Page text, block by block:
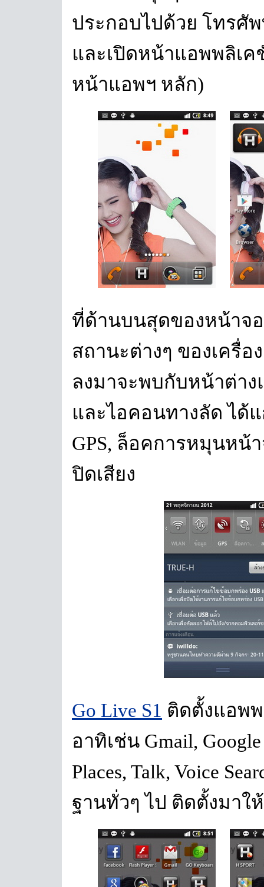
ประกอบไปด้วย โทรศัพ
และเปิดหน้าแอพพลิเ
หน้าแอพฯ หลัก)
ที่ด้านบนสุดของหน้าจ
สถานะต่างๆ ของเครื่
ลงมาจะพบกับหน้าต่าง
และไอคอนทางลัด ได้
GPS, ล็อคการหมุนหน้
ปิดเสียง
Go Live S1 ติดตั้งแอพ
อาทิเช่น Gmail, Google
Places, Talk, Voice
ฐานทั่วๆ ไป ติดตั้งมาใ